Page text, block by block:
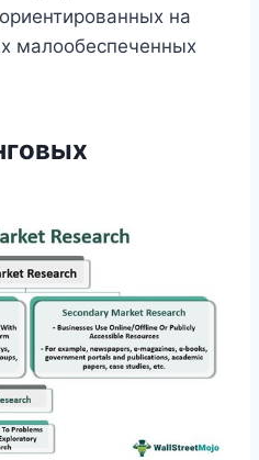
на
малообеспеченных